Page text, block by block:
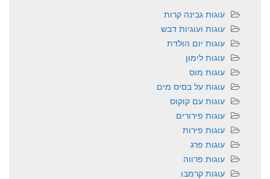
עוגות גבינה קרות
עוגות ועוגיות דבש
עוגות יום הולדת
עוגות לימון
עוגות מוס
עוגות על בסיס מים
עוגות עם קוקוס
עוגות פירורים
עוגות פירות
עוגות פרג
עוגות פרווה
עוגות קרמבו